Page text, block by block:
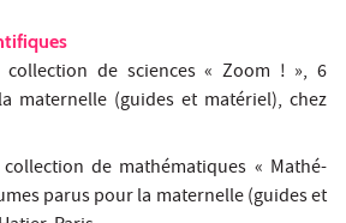
collection de sciences « Zoom ! », 6
maternelle (guides et matériel), chez
de mathématiques « Mathé-
parus pour la maternelle (guides et